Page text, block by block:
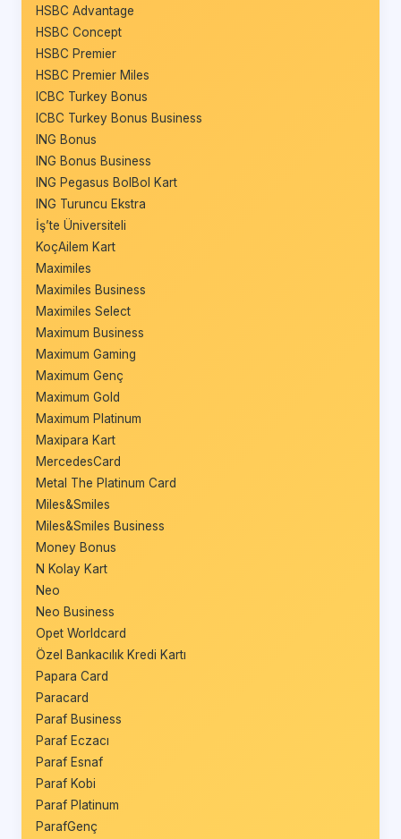
HSBC Advantage
HSBC Concept
HSBC Premier
HSBC Premier Miles
ICBC Turkey Bonus
ICBC Turkey Bonus Business
ING Bonus
ING Bonus Business
ING Pegasus BolBol Kart
ING Turuncu Ekstra
İş’te Üniversiteli
KoçAilem Kart
Maximiles
Maximiles Business
Maximiles Select
Maximum Business
Maximum Gaming
Maximum Genç
Maximum Gold
Maximum Platinum
Maxipara Kart
MercedesCard
Metal The Platinum Card
Miles&Smiles
Miles&Smiles Business
Money Bonus
N Kolay Kart
Neo
Neo Business
Opet Worldcard
Özel Bankacılık Kredi Kartı
Papara Card
Paracard
Paraf Business
Paraf Eczacı
Paraf Esnaf
Paraf Kobi
Paraf Platinum
ParafGenç